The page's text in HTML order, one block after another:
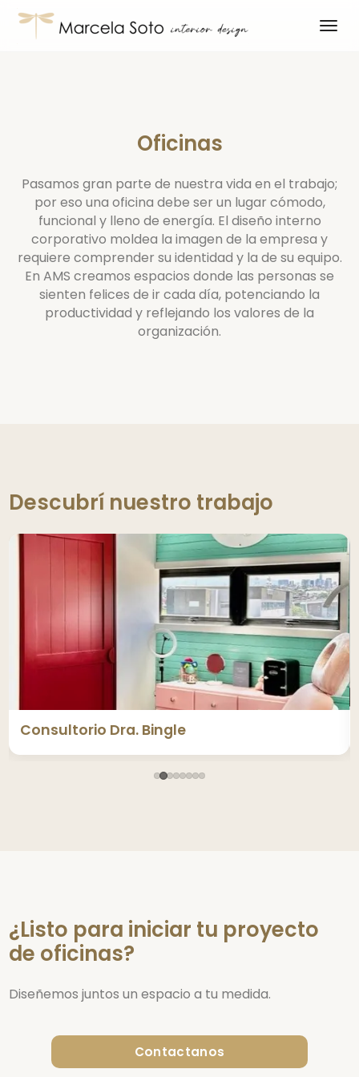
Oficinas
Pasamos gran parte de nuestra vida en el trabajo;
por eso una oficina debe ser un lugar cómodo,
funcional y lleno de energía. El diseño interno
corporativo moldea la imagen de la empresa y
requiere comprender su identidad y la de su equipo.
En AMS creamos espacios donde las personas se
sienten felices de ir cada día, potenciando la
productividad y reflejando los valores de la
organización.
Descubrí nuestro trabajo
Consultorio Dra. Bingle
¿Listo para iniciar tu proyecto
de oficinas?
Diseñemos juntos un espacio a tu medida.
Contactanos